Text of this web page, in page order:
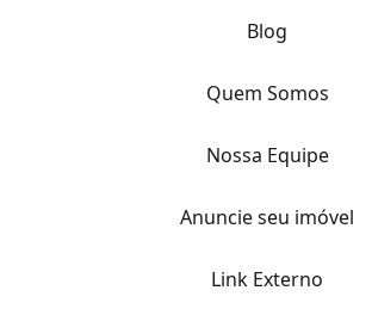
Blog
Quem Somos
Nossa Equipe
Anuncie seu imóvel
Link Externo